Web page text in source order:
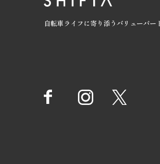
自転車ライフに寄り添うバリューパー